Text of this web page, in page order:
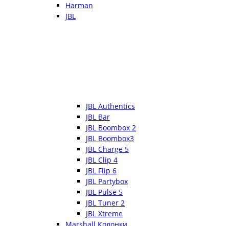
Harman
JBL
JBL Authentics
JBL Bar
JBL Boombox 2
JBL Boombox3
JBL Charge 5
JBL Clip 4
JBL Flip 6
JBL Partybox
JBL Pulse 5
JBL Tuner 2
JBL Xtreme